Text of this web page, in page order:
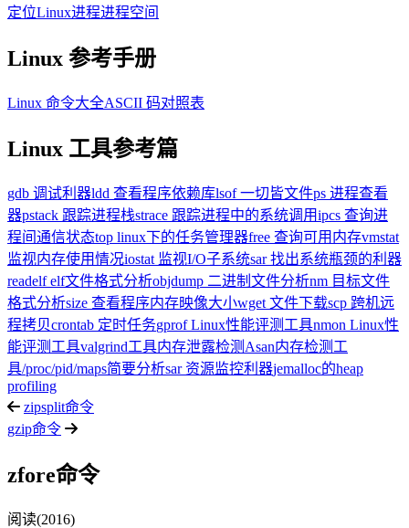
定位Linux进程进程空间
Linux 参考手册
Linux 命令大全ASCII 码对照表
Linux 工具参考篇
gdb 调试利器ldd 查看程序依赖库lsof 一切皆文件ps 进程查看
器pstack 跟踪进程栈strace 跟踪进程中的系统调用ipcs 查询进
程间通信状态top linux下的任务管理器free 查询可用内存vmstat
监视内存使用情况iostat 监视I/O子系统sar 找出系统瓶颈的利器
readelf elf文件格式分析objdump 二进制文件分析nm 目标文件
格式分析size 查看程序内存映像大小wget 文件下载scp 跨机远
程拷贝crontab 定时任务gprof Linux性能评测工具nmon Linux性
能评测工具valgrind工具内存泄露检测 Asan内存检测工
具/proc/pid/maps简要分析sar 资源监控利器jemalloc的heap
profiling
zipsplit命令
gzip命令
zfore命令
阅读(2016)